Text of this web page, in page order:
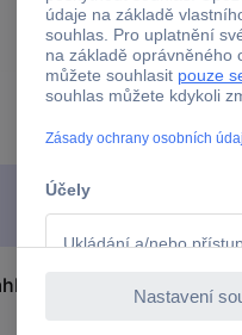
RCA audio adaptér [1x